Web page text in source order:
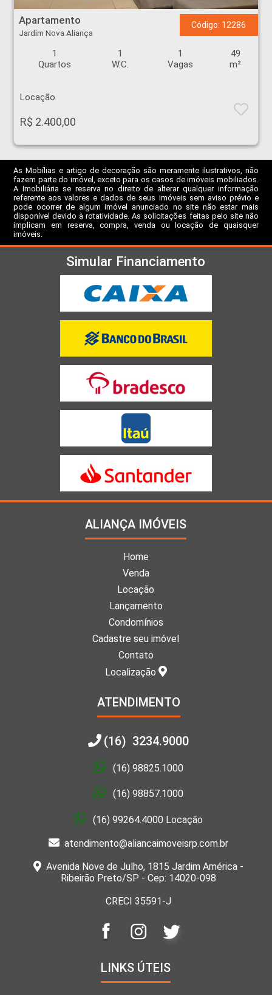
Apartamento - Jardim Nova Aliança - Ribeirão Preto
Apartamento
Jardim Nova Aliança
Código: 12286
1
Quartos
1
W.C.
1
Vagas
49
m²
Locação
R$ 2.400,00
As Mobílias e artigo de decoração são meramente ilustrativos, não
fazem parte do imóvel, exceto para os casos de imóveis mobiliados.
A Imobiliária se reserva no direito de alterar qualquer informação
referente aos valores e dados de seus imóveis sem aviso prévio e
pode ocorrer de algum imóvel anunciado no site não estar mais
disponível devido à rotatividade. As solicitações feitas pelo site não
implicam em reserva, compra, venda ou locação de quaisquer
imóveis.
Simular Financiamento
ALIANÇA IMÓVEIS
Home
Venda
Locação
Lançamento
Condomínios
Cadastre seu imóvel
Contato
Localização
ATENDIMENTO
(16) 3234.9000
(16) 98825.1000
(16) 98857.1000
(16) 99264.4000 Locação
atendimento@aliancaimoveisrp.com.br
Avenida Nove de Julho, 1815 Jardim América -
Ribeirão Preto/SP - Cep: 14020-098
CRECI 35591-J
LINKS ÚTEIS